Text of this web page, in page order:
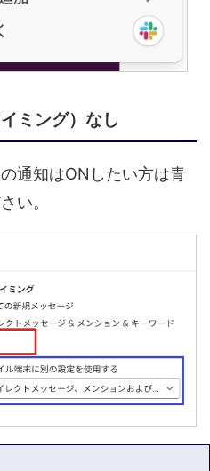
ミング）なし
通知はONしたい方は青
い。